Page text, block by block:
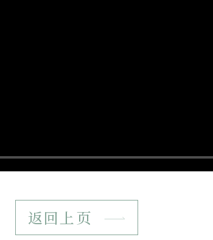
返回上页